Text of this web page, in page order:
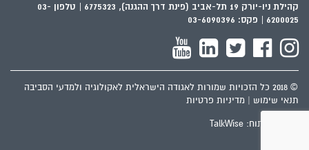
קהילת ניו-יורק 19 תל-אביב (פינת דרך ההגנה), 6775323 | טלפון 03-
6200025 | פקס: 03-6090396
© 2018 כל הזכויות שמורות לאגודה הישראלית לאקולוגיה ולמדעי הסביבה
תנאי שימוש
מדיניות פרטיות
עיצוב‬ ופיתוח‬: TalkWise